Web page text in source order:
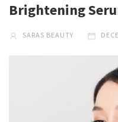
Brightening
SARAS BEAUTY